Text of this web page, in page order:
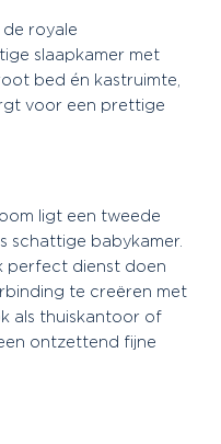
royale
slaapkamer met
bed én kastruimte,
voor een prettige
ligt een tweede
schattige babykamer.
perfect dienst doen
te creëren met
als thuiskantoor of
ontzettend fijne